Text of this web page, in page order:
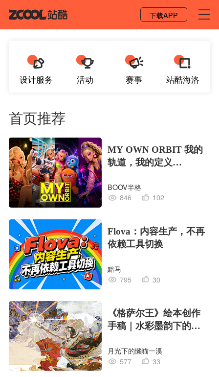
下载APP
设计服务 活动 赛事 站酷海洛
首页推荐
MY OWN ORBIT 我的
轨道，我的定义
对
BOOV半格
846
102
Flova：内容生产，不再
依赖工具切换
黯马
795
30
《格萨尔王》绘本创作
手稿｜水彩墨韵下的史
月光下的懒猫一溪
577
33